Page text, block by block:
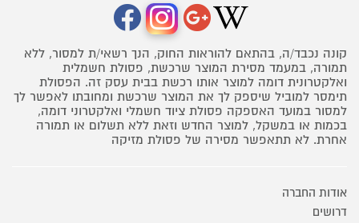
קונה נכבד/ה, בהתאם להוראות החוק, הנך רשאי/ת למסור, ללא
תמורה, במעמד מסירת המוצר שרכשת, פסולת חשמלית
ואלקטרונית דומה למוצר אותו רכשת בבית עסק זה. הפסולת
תימסר למוביל שיספק לך את המוצר שרכשת ומחובתו לאפשר לך
למסור במועד האספקה פסולת ציוד חשמלי ואלקטרוני דומה,
בכמות או במשקל, למוצר החדש וזאת ללא תשלום או תמורה
אחרת. לא תתאפשר מסירה של פסולת מזיקה
אודות החברה
דרושים